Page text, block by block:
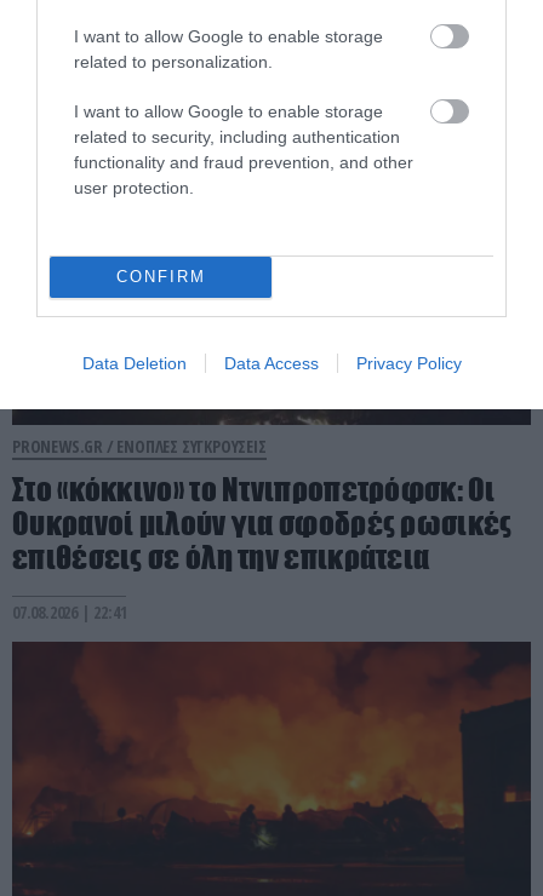
I want to allow Google to enable storage
related to personalization.
I want to allow Google to enable storage
related to security, including authentication
functionality and fraud prevention, and other
user protection.
CONFIRM
Data Deletion Data Access Privacy Policy
εκρήξεις
08.08.2026 | 07:49
PRONEWS.GR / ΕΝΟΠΛΕΣ ΣΥΓΚΡΟΥΣΕΙΣ
Στο «κόκκινο» το Ντνιπροπετρόφσκ: Οι
Ουκρανοί μιλούν για σφοδρές ρωσικές
επιθέσεις σε όλη την επικράτεια
07.08.2026 | 22:41